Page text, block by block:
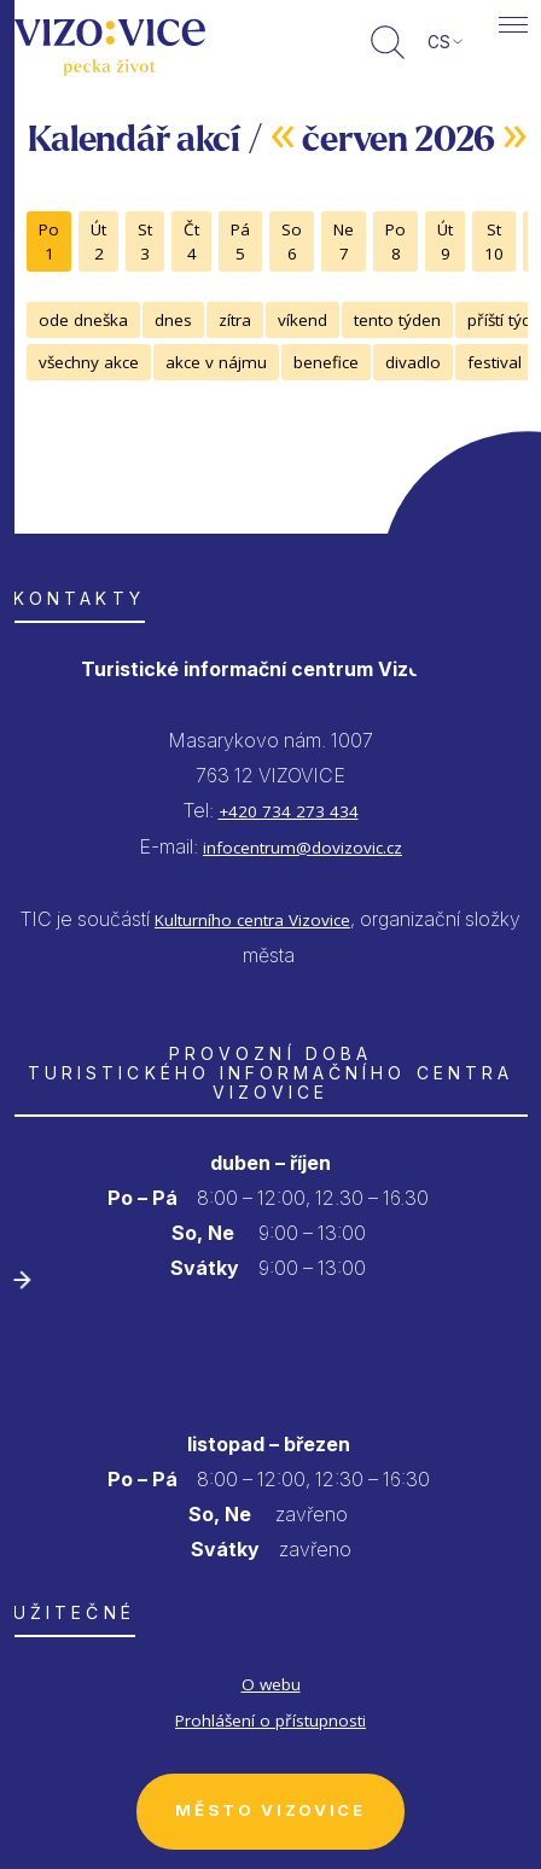
CS
Kalendář akcí / « červen 2026 »
Po
1
Út
2
St
3
Čt
4
Pá
5
So
6
Ne
7
Po
8
Út
9
St
10
ode dneška dnes zítra víkend tento týden
příští
všechny akce
akce v nájmu benefice divadlo festival
KONTAKTY
Turistické informační centrum Vizovice
Masarykovo nám. 1007
763 12 VIZOVICE
Tel: +420 734 273 434
E-mail: infocentrum@dovizovic.cz
TIC je součástí Kulturního centra Vizovice, organizační složky
města
PROVOZNÍ DOBA
TURISTICKÉHO INFORMAČNÍHO CENTRA
VIZOVICE
duben – říjen
Po – Pá
8:00 – 12:00, 12.30 – 16.30
So, Ne9:00 – 13:00
Svátky 9:00 – 13:00
listopad – březen
Po – Pá 8:00 – 12:00, 12:30 – 16:30
So, Ne zavřeno
Svátkyzavřeno
UŽITEČNÉ
O webu
Prohlášení o přístupnosti
MĚSTO VIZOVICE